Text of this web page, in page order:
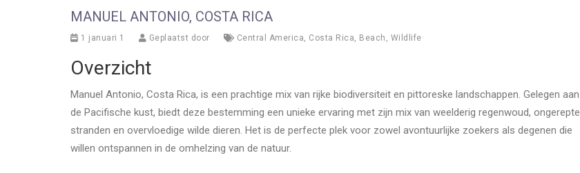
MANUEL ANTONIO, COSTA RICA
1 januari 1 Geplaatst door Central America, Costa Rica, Beach , Wildlife
Overzicht
Manuel Antonio, Costa Rica, is een prachtige mix van rijke biodiversiteit en pittoreske landschappen. Gelegen aan
de Pacifische kust, biedt deze bestemming een unieke ervaring met zijn mix van weelderig regenwoud, ongerepte
stranden en overvloedige wilde dieren. Het is de perfecte plek voor zowel avontuurlijke zoekers als degenen die
willen ontspannen in de omhelzing van de natuur.